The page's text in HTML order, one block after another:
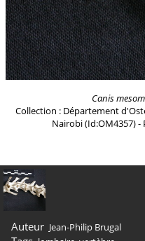
Canis
Collection : Département
Nairobi (Id:OM4357) -
Auteur Jean-Philip Brugal